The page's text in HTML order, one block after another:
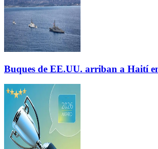
Buques de EE.UU. arriban a Haití